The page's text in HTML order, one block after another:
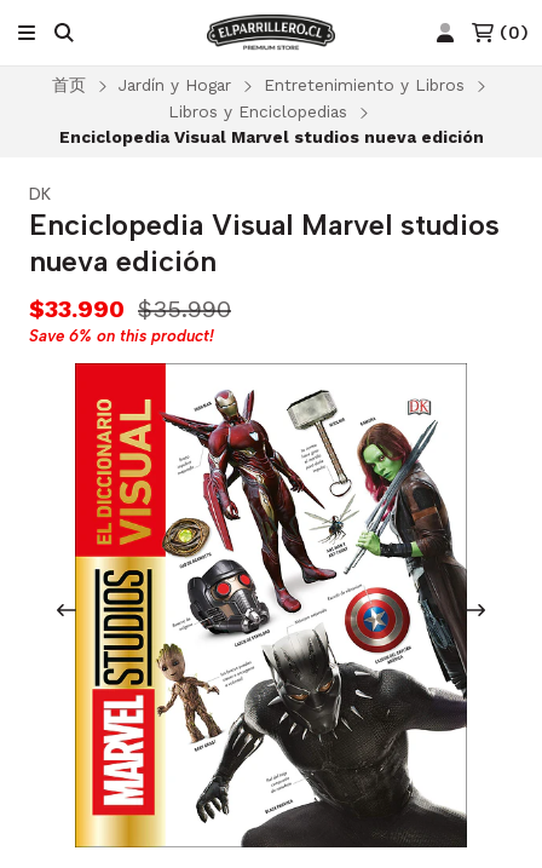
(0)
首页 Jardín y Hogar
Entretenimiento y Libros
Libros y Enciclopedias
Enciclopedia Visual Marvel studios nueva edición
DK
Enciclopedia Visual Marvel studios
nueva edición
$33.990 $35.990
Save 6% on this product!